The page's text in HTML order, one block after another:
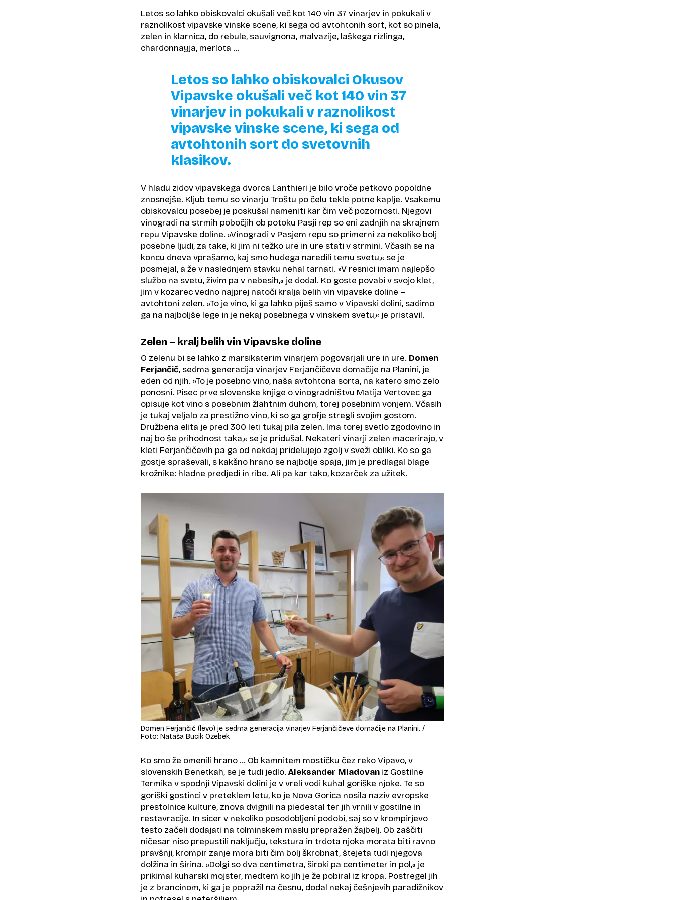
Letos so lahko obiskovalci okušali več kot 140 vin 37 vinarjev in pokukali v
raznolikost vipavske vinske scene, ki sega od avtohtonih sort, kot so pinela,
zelen in klarnica, do rebule, sauvignona, malvazije, laškega rizlinga,
chardonnayja, merlota …
Letos so lahko obiskovalci Okusov
Vipavske okušali več kot 140 vin 37
vinarjev in pokukali v raznolikost
vipavske vinske scene, ki sega od
avtohtonih sort do svetovnih
klasikov.
V hladu zidov vipavskega dvorca Lanthieri je bilo vroče petkovo popoldne
znosnejše. Kljub temu so vinarju Troštu po čelu tekle potne kaplje. Vsakemu
obiskovalcu posebej je poskušal nameniti kar čim več pozornosti. Njegovi
vinogradi na strmih pobočjih ob potoku Pasji rep so eni zadnjih na skrajnem
repu Vipavske doline. »Vinogradi v Pasjem repu so primerni za nekoliko bolj
posebne ljudi, za take, ki jim ni težko ure in ure stati v strmini. Včasih se na
koncu dneva vprašamo, kaj smo hudega naredili temu svetu,« se je
posmejal, a že v naslednjem stavku nehal tarnati. »V resnici imam najlepšo
službo na svetu, živim pa v nebesih,« je dodal. Ko goste povabi v svojo klet,
jim v kozarec vedno najprej natoči kralja belih vin vipavske doline –
avtohtoni zelen. »To je vino, ki ga lahko piješ samo v Vipavski dolini, sadimo
ga na najboljše lege in je nekaj posebnega v vinskem svetu,« je pristavil.
Zelen – kralj belih vin Vipavske doline
O zelenu bi se lahko z marsikaterim vinarjem pogovarjali ure in ure. Domen
Ferjančič, sedma generacija vinarjev Ferjančičeve domačije na Planini, je
eden od njih. »To je posebno vino, naša avtohtona sorta, na katero smo zelo
ponosni. Pisec prve slovenske knjige o vinogradništvu Matija Vertovec ga
opisuje kot vino s posebnim žlahtnim duhom, torej posebnim vonjem. Včasih
je tukaj veljalo za prestižno vino, ki so ga grofje stregli svojim gostom.
Družbena elita je pred 300 leti tukaj pila zelen. Ima torej svetlo zgodovino in
naj bo še prihodnost taka,« se je pridušal. Nekateri vinarji zelen macerirajo, v
kleti Ferjančičevih pa ga od nekdaj pridelujejo zgolj v sveži obliki. Ko so ga
gostje spraševali, s kakšno hrano se najbolje spaja, jim je predlagal blage
krožnike: hladne predjedi in ribe. Ali pa kar tako, kozarček za užitek.
Domen Ferjančič (levo) je sedma generacija vinarjev Ferjančičeve domačije na Planini. /
Foto: Nataša Bucik Ozebek
Ko smo že omenili hrano … Ob kamnitem mostičku čez reko Vipavo, v
slovenskih Benetkah, se je tudi jedlo. Aleksander Mladovan iz Gostilne
Termika v spodnji Vipavski dolini je v vreli vodi kuhal goriške njoke. Te so
goriški gostinci v preteklem letu, ko je Nova Gorica nosila naziv evropske
prestolnice kulture, znova dvignili na piedestal ter jih vrnili v gostilne in
restavracije. In sicer v nekoliko posodobljeni podobi, saj so v krompirjevo
testo začeli dodajati na tolminskem maslu prepražen žajbelj. Ob zaščiti
ničesar niso prepustili naključju, tekstura in trdota njoka morata biti ravno
pravšnji, krompir zanje mora biti čim bolj škrobnat, štejeta tudi njegova
dolžina in širina. »Dolgi so dva centimetra, široki pa centimeter in pol,« je
prikimal kuharski mojster, medtem ko jih je že pobiral iz kropa. Postregel jih
je z brancinom, ki ga je popražil na česnu, dodal nekaj češnjevih paradižnikov